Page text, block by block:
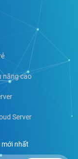
năng cao
Server
mới nhất